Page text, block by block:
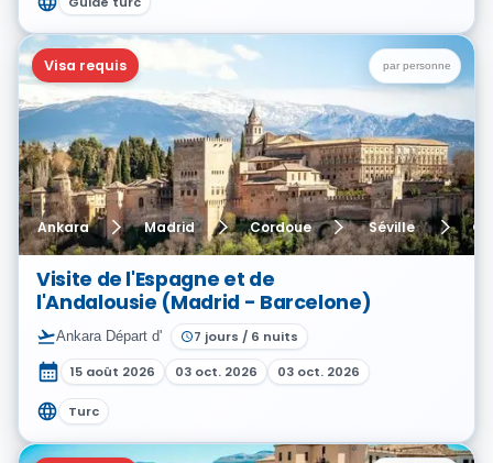
Visa requis par personne
Ankara Madrid Cordoue Séville
Visite de l'Espagne et de
l'Andalousie (Madrid - Barcelone)
Ankara Départ d' 7 jours / 6 nuits
15 août 2026
03 oct. 2026 03 oct. 2026
Turc